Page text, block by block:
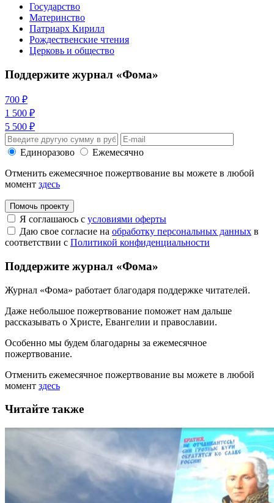
Государство
Материнство
Патриарх Кирилл
Рождественские чтения
Церковь и общество
Поддержите журнал «Фома»
700 ₽
1 500 ₽
5 500 ₽
Единоразово
Ежемесячно
Отменить ежемесячное пожертвование вы можете в любой
момент здесь
Помочь проекту
Я соглашаюсь с условиями оферты
Даю свое согласие на обработку персональных данных в
соответствии с Политикой конфиденциальности
Поддержите журнал «Фома»
Журнал «Фома» работает благодаря поддержке читателей.
Даже небольшое пожертвование поможет нам дальше
рассказывать о Христе, Евангелии и православии.
Особенно мы будем благодарны за ежемесячное
пожертвование.
Отменить ежемесячное пожертвование вы можете в любой
момент здесь
Читайте также